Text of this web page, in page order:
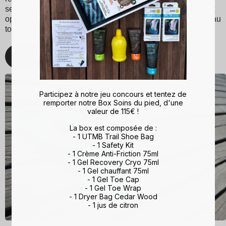
semelles Sidas pour une expérience de marche et de sport
optimisée. Avec Sidas, prenez soin de vos pieds et restez au
top de votre forme, quelle que soit l'activité !
Découvrez
Participez à notre jeu concours et tentez de
remporter notre Box Soins du pied, d'une
valeur de 115€ !
La box est composée de :
- 1 UTMB Trail Shoe Bag
- 1 Safety Kit
- 1 Crème Anti-Friction 75ml
- 1 Gel Recovery Cryo 75ml
- 1 Gel chauffant 75ml
- 1 Gel Toe Cap
- 1 Gel Toe Wrap
- 1 Dryer Bag Cedar Wood
- 1 jus de citron